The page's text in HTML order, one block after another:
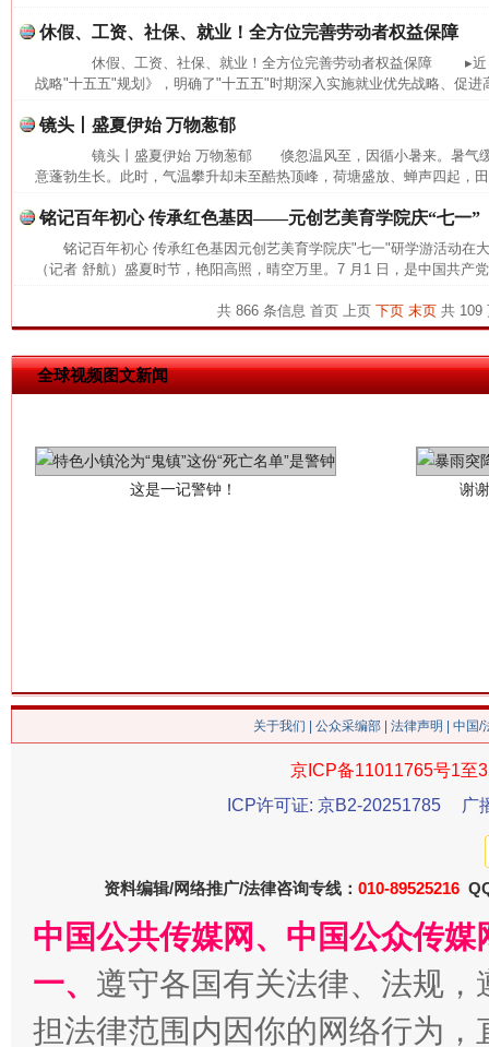
休假、工资、社保、就业！全方位完善劳动者权益保障
休假、工资、社保、就业！全方位完善劳动者权益保障 ▸近
战略"十五五"规划》，明确了"十五五"时期深入实施就业优先战略、促进
镜头丨盛夏伊始 万物葱郁
镜头丨盛夏伊始 万物葱郁 倏忽温风至，因循小暑来。暑气缓
意蓬勃生长。此时，气温攀升却未至酷热顶峰，荷塘盛放、蝉声四起，
铭记百年初心 传承红色基因——元创艺美育学院庆“七一”
铭记百年初心 传承红色基因元创艺美育学院庆"七一"研学游活动
（记者 舒航）盛夏时节，艳阳高照，晴空万里。7 月1 日，是中国共产
共 866 条信息 首页 上页 下页 末页 共 109
全球视频图文新闻
这是一记警钟！ 谢
在谋一域中谋全局
习近平的博鳌关键词
魏明亮
关于我们 公众采编部 法律声明 | 中国
京ICP备11011765号1至
ICP许可证: 京B2-20251785
广
资料编辑/网络推广/法律咨询专线： 010-89525216
中国公共传媒网、中国公众传
一、 遵守各国有关法律、法规
担法律范围内因你的网络行为